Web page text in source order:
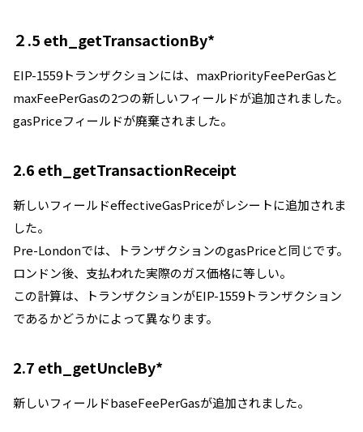
２.5 eth_getTransactionBy*
EIP-1559トランザクションには、maxPriorityFeePerGasと
maxFeePerGasの2つの新しいフィールドが追加されました。
gasPriceフィールドが廃棄されました。
2.6 eth_getTransactionReceipt
新しいフィールドeffectiveGasPriceがレシートに追加されま
した。
Pre-Londonでは、トランザクションのgasPriceと同じです。
ロンドン後、支払われた実際のガス価格に等しい。
この計算は、トランザクションがEIP-1559トランザクション
であるかどうかによって異なります。
2.7 eth_getUncleBy*
新しいフィールドbaseFeePerGasが追加されました。